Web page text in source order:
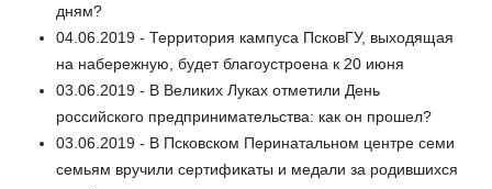
дням?
04.06.2019 - Территория кампуса ПсковГУ, выходящая
на набережную, будет благоустроена к 20 июня
03.06.2019 - В Великих Луках отметили День
российского предпринимательства: как он прошел?
03.06.2019 - В Псковском Перинатальном центре семи
семьям вручили сертификаты и медали за родившихся